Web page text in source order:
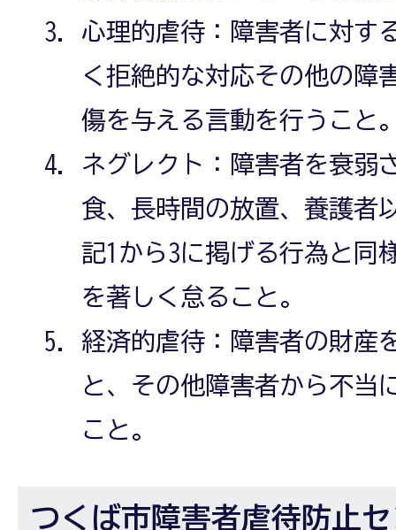
心理的虐待：障害者に対す
く拒絶的な対応その他の障
傷を与える言動を行うこと
ネグレクト：障害者を衰弱
食、長時間の放置、養護者
記1から3に掲げる行為と同
を著しく怠ること。
経済的虐待：障害者の財産
と、その他障害者から不当
こと。
つくば市障害者虐待防止